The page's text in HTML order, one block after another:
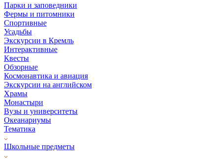
Парки и заповедники
Фермы и питомники
Спортивные
Усадьбы
Экскурсии в Кремль
Интерактивные
Квесты
Обзорные
Космонавтика и авиация
Экскурсии на английском
Храмы
Монастыри
Вузы и университеты
Океанариумы
Тематика
Школьные предметы